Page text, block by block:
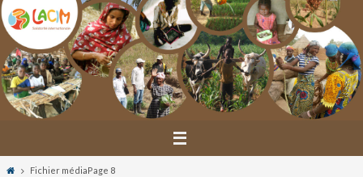
Passer
vers
contenu
HomeFichier médiaPage 8